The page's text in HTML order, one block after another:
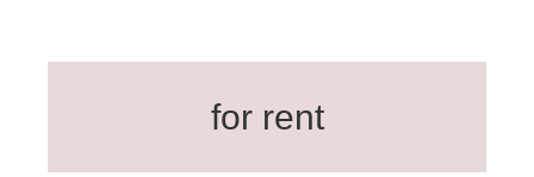
for rent